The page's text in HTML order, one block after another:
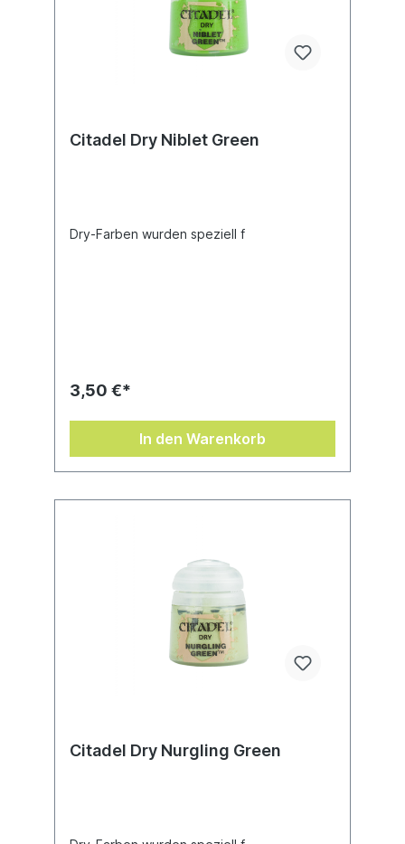
Citadel Dry Niblet Green
Dry-Farben wurden speziell f
3,50 €*
In den Warenkorb
Citadel Dry Nurgling Green